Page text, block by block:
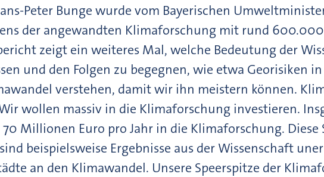
Peter Bunge wurde vom Bayerischen
der angewandten Klimaforschung mit rund
zeigt ein weiteres Mal, welche Bedeutung der
und den Folgen zu begegnen, wie etwa Georisiken
verstehen, damit wir ihn meistern können.
wollen massiv in die Klimaforschung investieren.
Millionen Euro pro Jahr in die Klimaforschung.
beispielsweise Ergebnisse aus der Wissenschaft
an den Klimawandel. Unsere Speerspitze der